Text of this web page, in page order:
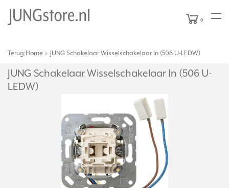
0
Terug Home JUNG Schakelaar Wisselschakelaar In (506 U-LEDW)
JUNG Schakelaar Wisselschakelaar In (506 U-
LEDW)